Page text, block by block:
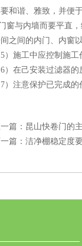
和谐、雅致，并便
窗与内墙而要平直
之间的内门、内窗
5）施工中应控制施
6）在己安装过滤器
7）注意保护已完成
篇： 昆山快卷门的
篇： 洁净棚稳定度